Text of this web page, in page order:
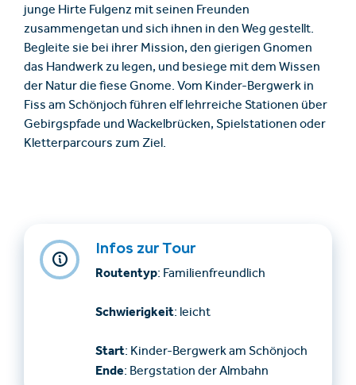
junge Hirte Fulgenz mit seinen Freunden
zusammengetan und sich ihnen in den Weg gestellt.
Begleite sie bei ihrer Mission, den gierigen Gnomen
das Handwerk zu legen, und besiege mit dem Wissen
der Natur die fiese Gnome. Vom Kinder-Bergwerk in
Fiss am Schönjoch führen elf lehrreiche Stationen über
Gebirgspfade und Wackelbrücken, Spielstationen oder
Kletterparcours zum Ziel.
Infos zur Tour
Routentyp: Familienfreundlich
Schwierigkeit: leicht
Start: Kinder-Bergwerk am Schönjoch
Ende: Bergstation der Almbahn